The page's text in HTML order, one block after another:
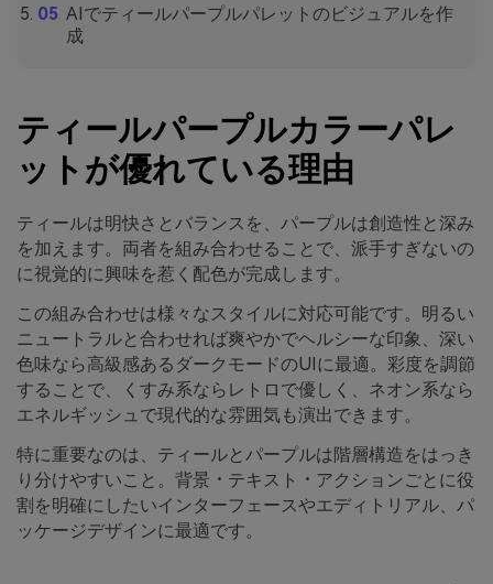
AIでティールパープルパレットのビジュアルを作
成
ティールパープルカラーパレ
ットが優れている理由
ティールは明快さとバランスを、パープルは創造性と深み
を加えます。両者を組み合わせることで、派手すぎないの
に視覚的に興味を惹く配色が完成します。
この組み合わせは様々なスタイルに対応可能です。明るい
ニュートラルと合わせれば爽やかでヘルシーな印象、深い
色味なら高級感あるダークモードのUIに最適。彩度を調節
することで、くすみ系ならレトロで優しく、ネオン系なら
エネルギッシュで現代的な雰囲気も演出できます。
特に重要なのは、ティールとパープルは階層構造をはっき
り分けやすいこと。背景・テキスト・アクションごとに役
割を明確にしたいインターフェースやエディトリアル、パ
ッケージデザインに最適です。